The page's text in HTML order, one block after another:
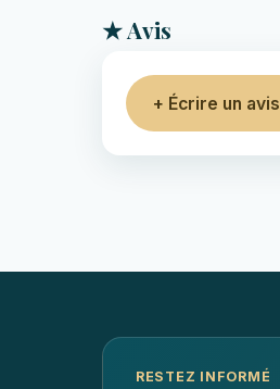
★ Avis
+ Écrire un avis
RESTEZ INFORMÉ